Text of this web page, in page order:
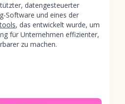
datengesteuerter
Software und eines der
, das entwickelt wurde, um
für Unternehmen effizienter,
zu machen.